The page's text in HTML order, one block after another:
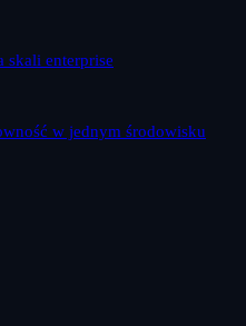
skali enterprise
w jednym środowisku